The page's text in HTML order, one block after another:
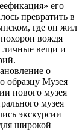
его
превратить в
где он жил
похорон вождя
личные вещи и
о
образцу Музея
нового музея
музея
экскурсии
широкой